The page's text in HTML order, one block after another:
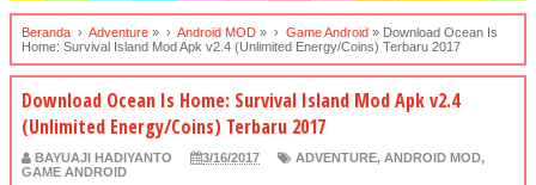
Beranda › Adventure » › Android MOD » › Game Android » Download Ocean Is
Home: Survival Island Моd Apk v2.4 (Unlimited Energy/Coins) Terbaru 2017
Download Ocean Is Home: Survival Island Моd Apk v2.4
(Unlimited Energy/Coins) Terbaru 2017
BAYUAJI HADIYANTO 3/16/2017 ADVENTURE, ANDROID MOD,
GAME ANDROID